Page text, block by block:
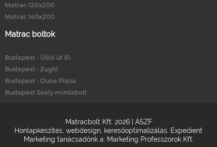
Matrac 120x200
Matrac 140x200
Matrac boltok
Budapest - Üllői út 81.
Budapest - Zugló
Budapest - Duna Pláza
Budapest Sealy mintabolt
Matracbolt Kft. 2026 | ÁSZF
Honlapkészítés webdesign keresőoptimalizálás: Expedient
Marketing tanácsadónk a: Marketing Professzorok Kft.